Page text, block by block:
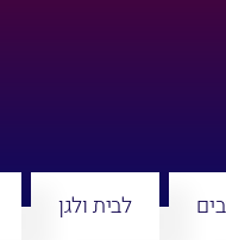
לבית ולגן